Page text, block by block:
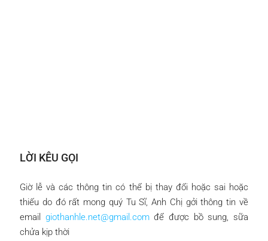
LỜI KÊU GỌI
Giờ lễ và các thông tin có thể bị thay đổi hoặc sai hoặc
thiếu do đó rất mong quý Tu Sĩ, Anh Chị gởi thông tin về
email giothanhle.net@gmail.comđể được bồ sung, sữa
chửa kịp thời